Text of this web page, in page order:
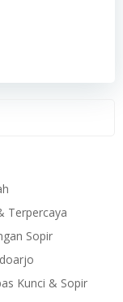
Terpercaya
Sopir
Kunci & Sopir